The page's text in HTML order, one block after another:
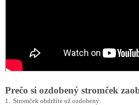
Prečo si ozdobený stromček
1. Stromček obdržíte už ozdobený.